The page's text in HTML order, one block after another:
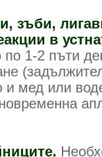
зъби,
в
1-2 пъти
и мед или